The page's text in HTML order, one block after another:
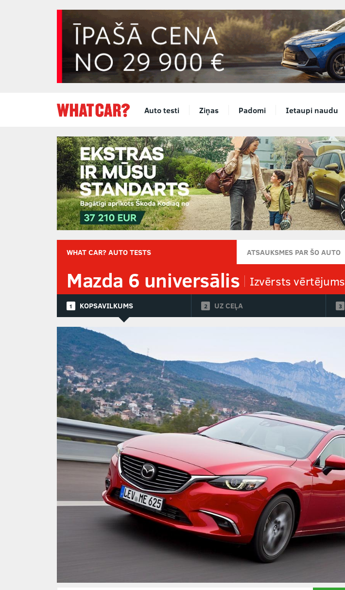
Auto testi Ziņas Padomi Ietaupi naudu
WHAT CAR? AUTO TESTS ATSAUKSMES PAR ŠO AUTO
Mazda 6 universālis Izvērsts vērtējums
KOPSAVILKUMS UZ CEĻA